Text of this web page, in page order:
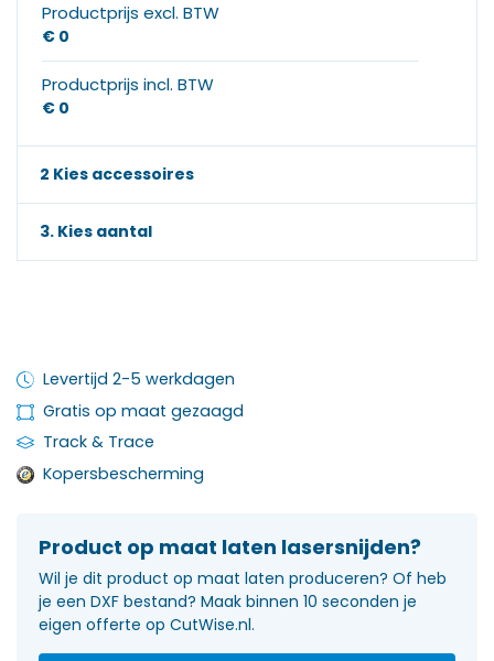
Productprijs excl. BTW
€ 0
Productprijs incl. BTW
€ 0
2 Kies accessoires
3. Kies aantal
Levertijd 2-5 werkdagen
Gratis op maat gezaagd
Track & Trace
Kopersbescherming
Product op maat laten lasersnijden?
Wil je dit product op maat laten produceren? Of heb
je een DXF bestand? Maak binnen 10 seconden je
eigen offerte op CutWise.nl.